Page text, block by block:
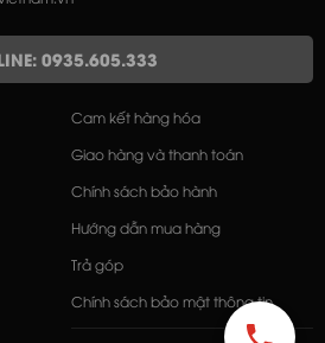
0935.605.333
Cam kết hàng hóa
Giao hàng và thanh toán
Chính sách bảo hành
Hướng dẫn mua hàng
Trả góp
Chính sách bảo mật thông tin